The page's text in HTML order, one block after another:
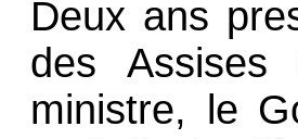
Deux ans
des
ministre, le